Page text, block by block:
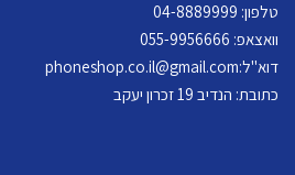
טלפון: 04- 8889999
וואצאפ: 055-9956666
דוא"ל:phoneshop.co.il@gmail.com
כתובת: הנדיב 19 זכרון יעקב